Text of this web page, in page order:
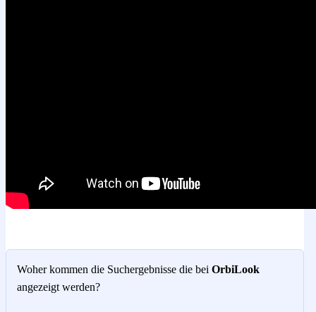
Woher kommen die Suchergebnisse die bei OrbiLook
angezeigt werden?